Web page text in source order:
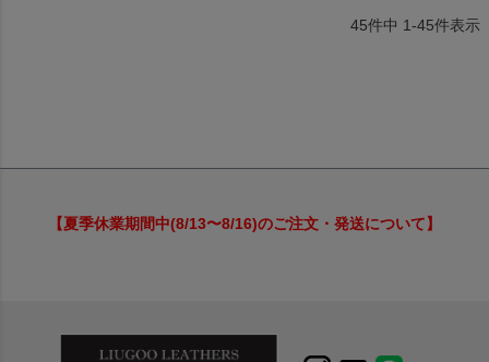
45件中 1-45件表示
【夏季休業期間中(8/13〜8/16)のご注文・発送について】